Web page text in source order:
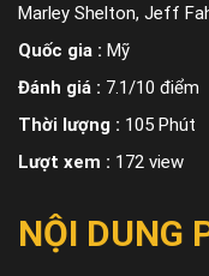
Marley Shelton, Jeff
Quốc gia : Mỹ
Đánh giá : 7.1/10 điểm
Thời lượng : 105 Phút
Lượt xem : 172 view
NỘI DUNG